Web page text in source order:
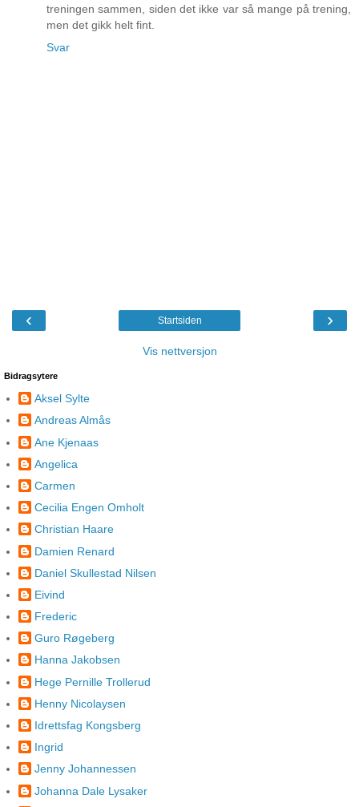
treningen sammen, siden det ikke var så mange på trening,
men det gikk helt fint.
Svar
‹ ›
Startsiden
Vis nettversjon
Bidragsytere
Aksel Sylte
Andreas Almås
Ane Kjenaas
Angelica
Carmen
Cecilia Engen Omholt
Christian Haare
Damien Renard
Daniel Skullestad Nilsen
Eivind
Frederic
Guro Røgeberg
Hanna Jakobsen
Hege Pernille Trollerud
Henny Nicolaysen
Idrettsfag Kongsberg
Ingrid
Jenny Johannessen
Johanna Dale Lysaker